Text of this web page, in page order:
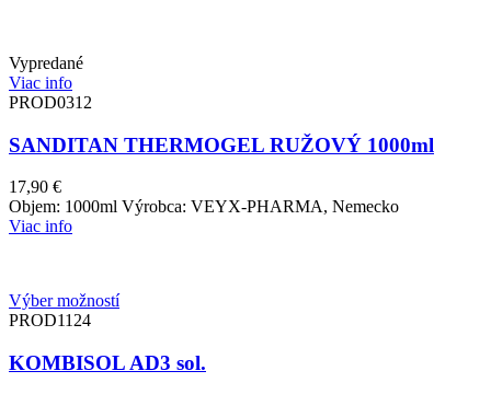
Vypredané
Viac info
PROD0312
SANDITAN THERMOGEL RUŽOVÝ 1000ml
17,90 €
Objem: 1000ml Výrobca: VEYX-PHARMA, Nemecko
Viac info
Výber možností
PROD1124
KOMBISOL AD3 sol.